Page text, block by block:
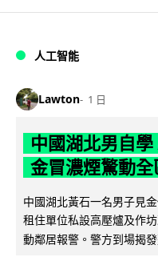
人工智能
Lawton 1 日
中國湖北男自
金冒濃煙驚動全
中國湖北黃石一名男子見
租住單位私設高壓爐及作
動鄰居報警。警方到場揭